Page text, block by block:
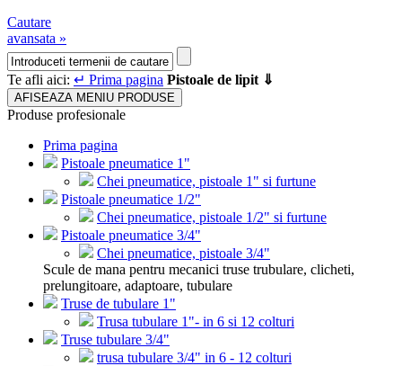
Cautare
avansata »
Te afli aici: ↵ Prima pagina Pistoale de lipit ⇓
AFISEAZA MENIU PRODUSE
Produse profesionale
Prima pagina
Pistoale pneumatice 1"
Chei pneumatice, pistoale 1" si furtune
Pistoale pneumatice 1/2"
Chei pneumatice, pistoale 1/2" si furtune
Pistoale pneumatice 3/4"
Chei pneumatice, pistoale 3/4"
Scule de mana pentru mecanici truse trubulare, clicheti,
prelungitoare, adaptoare, tubulare
Truse de tubulare 1"
Trusa tubulare 1"- in 6 si 12 colturi
Truse tubulare 3/4"
trusa tubulare 3/4" in 6 - 12 colturi